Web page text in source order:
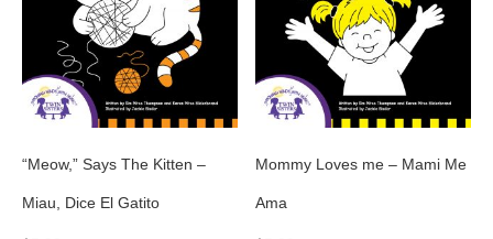
“Meow,” Says The Kitten –
Miau, Dice El Gatito
Mommy Loves me – Mami Me
Ama